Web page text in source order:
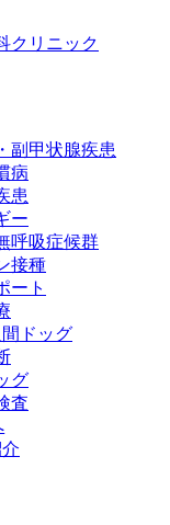
副甲状腺疾患
病
患
ー
呼吸症候群
接種
ート
ドッグ
グ
査